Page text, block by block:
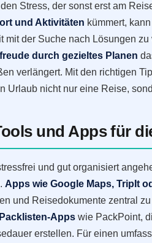
Stress, der sonst erst am
und Aktivitäten kümmert,
mit der Suche nach Lösungen
durch gezieltes Planen
verlängert. Mit den richtigen
Urlaub nicht nur eine Reise,
und Apps für
und gut organisiert
Apps wie Google Maps, TripIt
und Reisedokumente zentral
Packlisten-Apps wie PackPoint,
erstellen. Für einen